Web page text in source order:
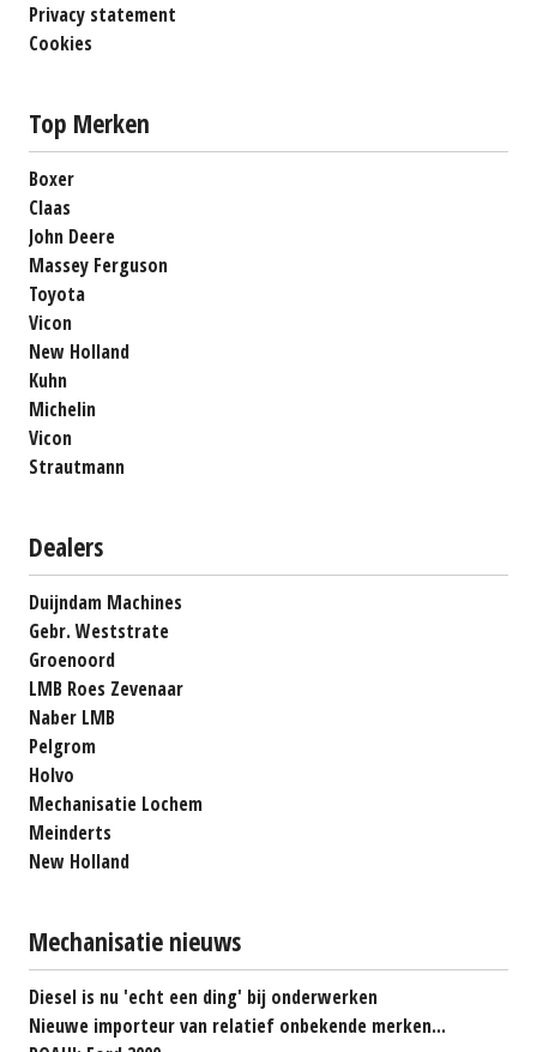
Privacy statement
Cookies
Top Merken
Boxer
Claas
John Deere
Massey Ferguson
Toyota
Vicon
New Holland
Kuhn
Michelin
Vicon
Strautmann
Dealers
Duijndam Machines
Gebr. Weststrate
Groenoord
LMB Roes Zevenaar
Naber LMB
Pelgrom
Holvo
Mechanisatie Lochem
Meinderts
New Holland
Mechanisatie nieuws
Diesel is nu 'echt een ding' bij onderwerken
Nieuwe importeur van relatief onbekende merken...